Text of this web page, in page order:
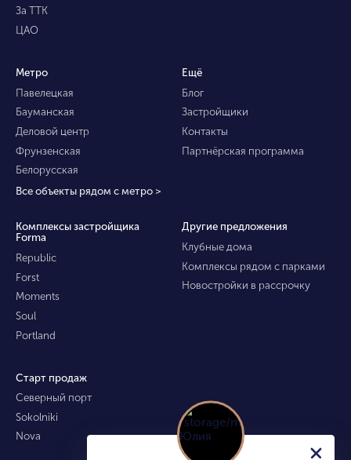
За ТТК
ЦАО
Метро
Павелецкая
Бауманская
Деловой центр
Фрунзенская
Белорусская
Все объекты рядом с метро >
Ещё
Блог
Застройщики
Контакты
Партнёрская программа
Комплексы застройщика
Forma
Republic
Forst
Moments
Soul
Portland
Другие предложения
Клубные дома
Комплексы рядом с парками
Новостройки в рассрочку
Старт продаж
Северный порт
Sokolniki
Nova